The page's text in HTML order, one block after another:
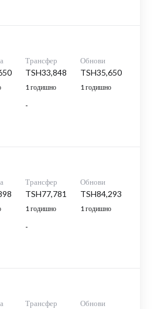
Трансфер
TSH33,848
1 годишно
Обнови
TSH35,650
1 годишно
-
Трансфер
TSH77,781
1 годишно
Обнови
TSH84,293
1 годишно
-
Трансфер Обнови